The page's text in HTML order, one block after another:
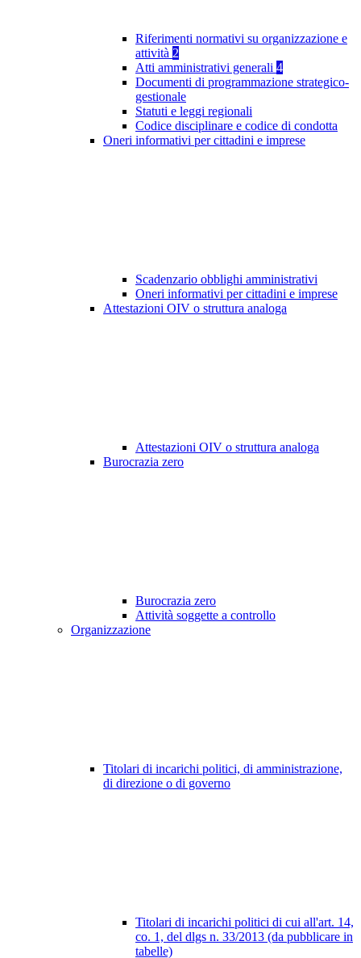
Riferimenti normativi su organizzazione e
attività 2
Atti amministrativi generali 4
Documenti di programmazione strategico-
gestionale
Statuti e leggi regionali
Codice disciplinare e codice di condotta
Oneri informativi per cittadini e imprese
Scadenzario obblighi amministrativi
Oneri informativi per cittadini e imprese
Attestazioni OIV o struttura analoga
Attestazioni OIV o struttura analoga
Burocrazia zero
Burocrazia zero
Attività soggette a controllo
Organizzazione
Titolari di incarichi politici, di amministrazione,
di direzione o di governo
Titolari di incarichi politici di cui all'art. 14,
co. 1, del dlgs n. 33/2013 (da pubblicare in
tabelle)